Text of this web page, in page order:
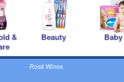
&
Beauty Baby
Rosé Wines